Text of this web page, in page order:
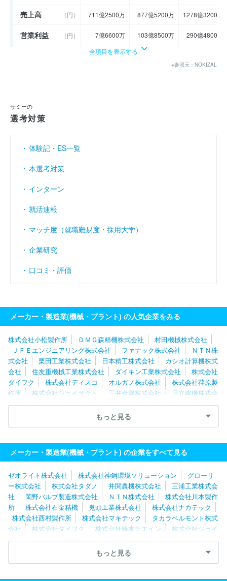
売上高 （円） 711億2500万 877億5200万 1278億3200万
営業利益 （円） 7億6600万 103億8500万 290億4800万
12億2700万
売上伸び率
営業利益率 （％） 1.08 11.83 22.72
全項目を表示する
※参照元：NOKIZAL
サミーの
選考対策
体験記・ES一覧
本選考対策
インターン
就活速報
マッチ度（就職難易度・採用大学）
企業研究
口コミ・評価
メーカー・製造業(機械・プラント) の人気企業をみる
株式会社小松製作所 ＤＭＧ森精機株式会社
村田機械株式会社
ＪＦＥエンジニアリング株式会社
ファナック株式会社
ＮＴＮ株
式会社
栗田工業株式会社 日本精工株式会社
カシオ計算機株式
会社
住友重機械工業株式会社 ダイキン工業株式会社
株式会社
ダイフク
株式会社ディスコ オルガノ株式会社
株式会社荏原製
作所
株式会社ジェイテクト 三井金属株式会社
日立建機株式会
社
住友金属鉱山株式会社 川崎重工業株式会社
ＴＨＫ株式会
グローリー株式会社
社マキタ
もっと見る
メーカー・製造業(機械・プラント) の企業をすべて見る
ゼオライト株式会社 株式会社神鋼環境ソリューション
グローリ
ー株式会社
株式会社タダノ 井関農機株式会社
三浦工業株式会
社
岡野バルブ製造株式会社 ＮＴＮ株式会社
株式会社川本製作
所
株式会社石金精機 鬼頭工業株式会社
株式会社ナカテック
株式会社西村製作所
株式会社マキテック
タカラベルモント株式
会社
株式会社ダイフク 株式会社椿本チエイン
株式会社ジェイ
テクト
フジテック株式会社 ＹＵＳＨＩＮ株式会社
株式会社マ
ダイキン工業株式会社 オーエスジー株式会社
岐阜精工株
式会社
もっと見る